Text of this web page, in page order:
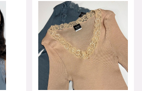
防
レ
ラ
フ
ン
ス
ネ
イ
：
サイズ カラー：ブラック
価格：31900円（送料無料）